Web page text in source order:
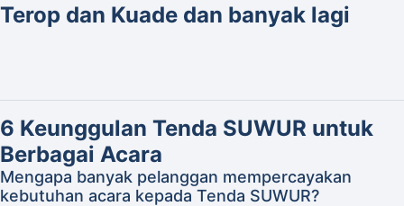
Terop dan Kuade dan banyak lagi
6 Keunggulan Tenda SUWUR untuk
Berbagai Acara
Mengapa banyak pelanggan mempercayakan
kebutuhan acara kepada Tenda SUWUR?